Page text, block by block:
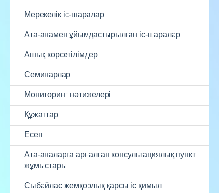
Мерекелік іс-шаралар
Ата-анамен ұйымдастырылған іс-шаралар
Ашық көрсетілімдер
Семинарлар
Мониторинг нәтижелері
Құжаттар
Есеп
Ата-аналарға арналған консультациялық пункт
жұмыстары
Сыбайлас жемқорлық қарсы іс қимыл